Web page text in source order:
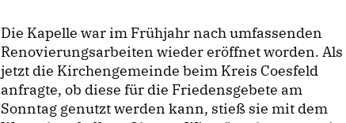
Die Kapelle war im Frühjahr nach umfassenden
Renovierungsarbeiten wieder eröffnet worden. Als
jetzt die Kirchengemeinde beim Kreis Coesfeld
anfragte, ob diese für die Friedensgebete am
Sonntag genutzt werden kann, stieß sie mit dem